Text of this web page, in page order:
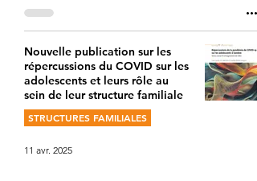
Nouvelle publication sur les
répercussions du COVID sur les
adolescents et leurs rôle au
sein de leur structure familiale
STRUCTURES FAMILIALES
11 avr. 2025